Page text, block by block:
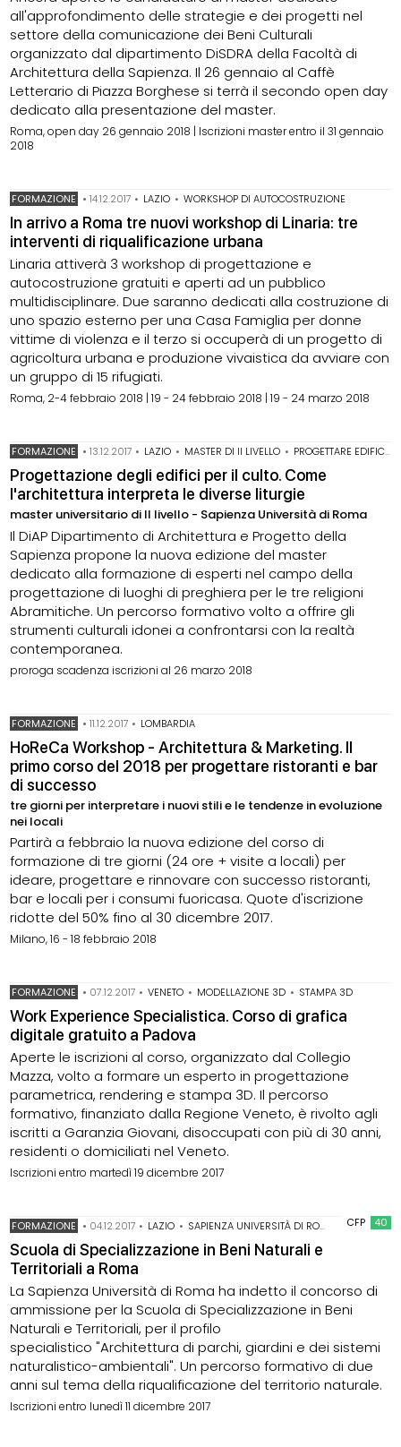
all'approfondimento delle strategie e dei progetti nel
settore della comunicazione dei Beni Culturali
organizzato dal dipartimento DiSDRA della Facoltà di
Architettura della Sapienza. Il 26 gennaio al Caffè
Letterario di Piazza Borghese si terrà il secondo open day
dedicato alla presentazione del master.
Roma, open day 26 gennaio 2018 | Iscrizioni master entro il 31 gennaio
2018
FORMAZIONE •14.12.2017 • LAZIO • WORKSHOP DI AUTOCOSTRUZIONE
In arrivo a Roma tre nuovi workshop di Linaria: tre
interventi di riqualificazione urbana
Linaria attiverà 3 workshop di progettazione e
autocostruzione gratuiti e aperti ad un pubblico
multidisciplinare. Due saranno dedicati alla costruzione di
uno spazio esterno per una Casa Famiglia per donne
vittime di violenza e il terzo si occuperà di un progetto di
agricoltura urbana e produzione vivaistica da avviare con
un gruppo di 15 rifugiati.
Roma, 2-4 febbraio 2018 | 19 - 24 febbraio 2018 | 19 - 24 marzo 2018
FORMAZIONE •13.12.2017 • LAZIO • MASTER DI II LIVELLO • PROGETTARE EDIFICIO DI CULTO
Progettazione degli edifici per il culto. Come
l'architettura interpreta le diverse liturgie
master universitario di II livello - Sapienza Università di Roma
Il DiAP Dipartimento di Architettura e Progetto della
Sapienza propone la nuova edizione del master
dedicato alla formazione di esperti nel campo della
progettazione di luoghi di preghiera per le tre religioni
Abramitiche. Un percorso formativo volto a offrire gli
strumenti culturali idonei a confrontarsi con la realtà
contemporanea.
proroga scadenza iscrizioni al 26 marzo 2018
FORMAZIONE •11.12.2017 • LOMBARDIA
HoReCa Workshop - Architettura & Marketing. Il
primo corso del 2018 per progettare ristoranti e bar
di successo
tre giorni per interpretare i nuovi stili e le tendenze in evoluzione
nei locali
Partirà a febbraio la nuova edizione del corso di
formazione di tre giorni (24 ore + visite a locali) per
ideare, progettare e rinnovare con successo ristoranti,
bar e locali per i consumi fuoricasa. Quote d'iscrizione
ridotte del 50% fino al 30 dicembre 2017.
Milano, 16 - 18 febbraio 2018
FORMAZIONE • 07.12.2017 • VENETO • MODELLAZIONE 3D • STAMPA 3D
Work Experience Specialistica. Corso di grafica
digitale gratuito a Padova
Aperte le iscrizioni al corso, organizzato dal Collegio
Mazza, volto a formare un esperto in progettazione
parametrica, rendering e stampa 3D. Il percorso
formativo, finanziato dalla Regione Veneto, è rivolto agli
iscritti a Garanzia Giovani, disoccupati con più di 30 anni,
residenti o domiciliati nel Veneto.
Iscrizioni entro martedì 19 dicembre 2017
CFP 40
FORMAZIONE • 04.12.2017 • LAZIO • SAPIENZA UNIVERSITÀ DI ROMA
Scuola di Specializzazione in Beni Naturali e
Territoriali a Roma
La Sapienza Università di Roma ha indetto il concorso di
ammissione per la Scuola di Specializzazione in Beni
Naturali e Territoriali, per il profilo
specialistico "Architettura di parchi, giardini e dei sistemi
naturalistico-ambientali". Un percorso formativo di due
anni sul tema della riqualificazione del territorio naturale.
Iscrizioni entro lunedì 11 dicembre 2017